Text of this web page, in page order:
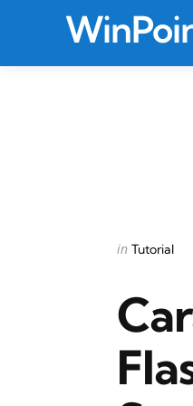
Categories
Posted
in Tutorial